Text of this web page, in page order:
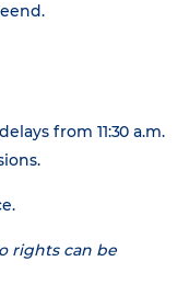
from 11:30 a.m.
rights can be